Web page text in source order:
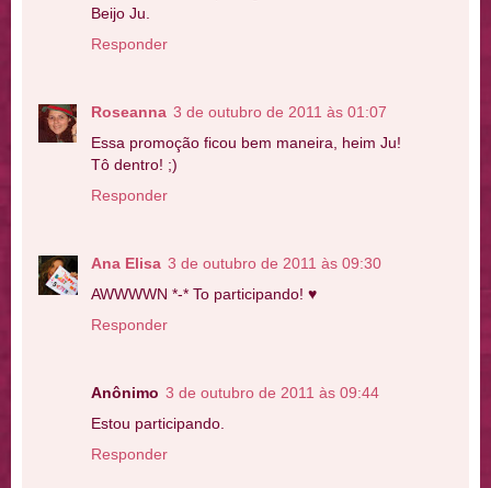
Beijo Ju.
Responder
Roseanna 3 de outubro de 2011 às 01:07
Essa promoção ficou bem maneira, heim Ju!
Tô dentro! ;)
Responder
Ana Elisa 3 de outubro de 2011 às 09:30
AWWWWN *-* To participando! ♥
Responder
Anônimo 3 de outubro de 2011 às 09:44
Estou participando.
Responder